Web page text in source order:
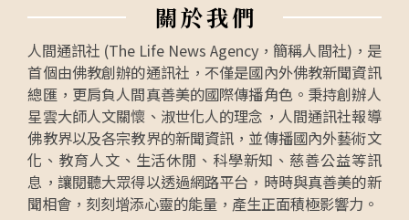
關於我們
人間通訊社 (The Life News Agency，簡稱人間社)，是
首個由佛教創辦的通訊社，不僅是國內外佛教新聞資訊
總匯，更肩負人間真善美的國際傳播角色。秉持創辦人
星雲大師人文關懷、淑世化人的理念，人間通訊社報導
佛教界以及各宗教界的新聞資訊，並傳播國內外藝術文
化、教育人文、生活休閒、科學新知、慈善公益等訊
息，讓閱聽大眾得以透過網路平台，時時與真善美的新
聞相會，刻刻增添心靈的能量，產生正面積極影響力。